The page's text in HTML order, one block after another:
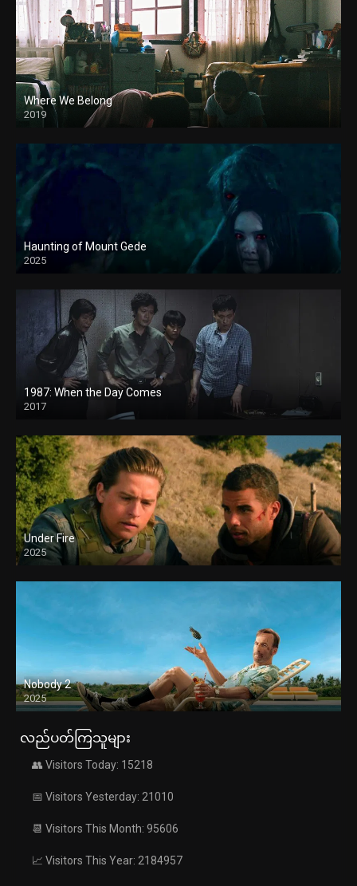
Where We Belong
2019
Haunting of Mount Gede
2025
1987: When the Day Comes
2017
Under Fire
2025
Nobody 2
2025
လည်ပတ်ကြသူများ
👥 Visitors Today: 15218
📅 Visitors Yesterday: 21010
📆 Visitors This Month: 95606
📈 Visitors This Year: 2184957